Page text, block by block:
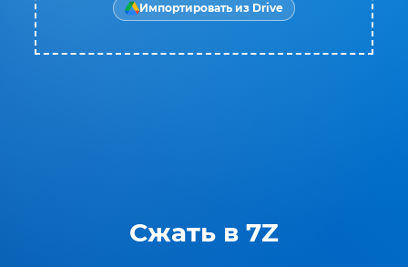
Сжать в 7Z
Импортировать из Drive